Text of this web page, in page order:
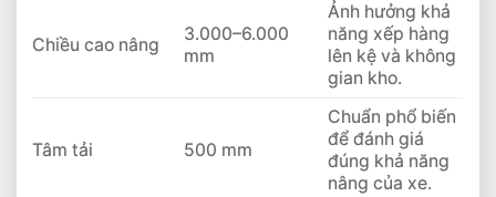
Chiều cao nâng
3.000–6.000
mm
Ảnh hưởng khả
năng xếp hàng
lên kệ và không
gian kho.
Tâm tải 500 mm
Chuẩn phổ biến
để đánh giá
đúng khả năng
nâng của xe.